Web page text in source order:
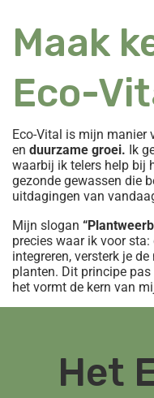
Maak
Eco-
Eco-Vital is mijn manier
en duurzame groei. Ik
waarbij ik telers help bij
gezonde gewassen die
uitdagingen van
Mijn slogan
precies waar ik voor
integreren, versterk je
planten. Dit principe
het vormt de kern van
Het